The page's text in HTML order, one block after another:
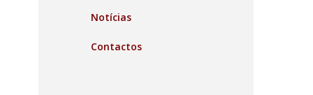
Notícias
Contactos